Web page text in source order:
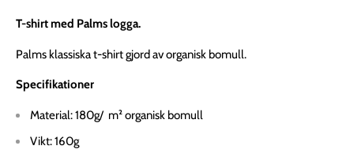
T-shirt med Palms logga.
Palms klassiska t-shirt gjord av organisk bomull.
Specifikationer
Material: 180g/ m² organisk bomull
Vikt: 160g